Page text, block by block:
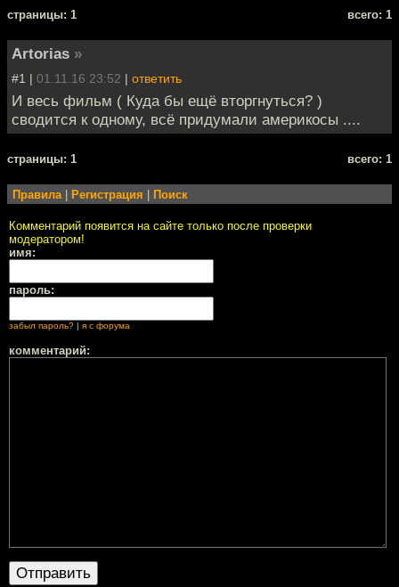
cтраницы: 1 всего: 1
Artorias »
#1 | 01.11.16 23:52 | ответить
И весь фильм ( Куда бы ещё вторгнуться? )
сводится к одному, всё придумали америкосы ....
cтраницы: 1 всего: 1
Правила| Регистрация Поиск
Комментарий появится на сайте только после проверки
модератором!
имя:
пароль:
забыл пароль? | я с форума
комментарий: